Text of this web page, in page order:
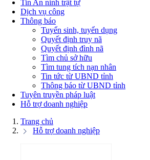
Tin An ninh trật tự
Dịch vụ công
Thông báo
Tuyển sinh, tuyển dụng
Quyết định truy nã
Quyết định đình nã
Tìm chủ sở hữu
Tìm tung tích nạn nhân
Tin tức từ UBND tỉnh
Thông báo từ UBND tỉnh
Tuyên truyền pháp luật
Hỗ trợ doanh nghiệp
Trang chủ
Hỗ trợ doanh nghiệp